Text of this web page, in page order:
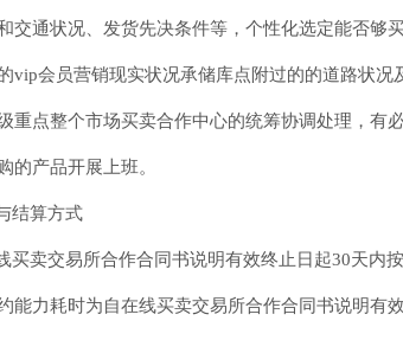
交通状况、发货先决条件等，个性化选定能否
vip会员营销现实状况承储库点附过的的道路状
重点整个市场买卖合作中心的统筹协调处理，
的产品开展上班。
结算方式
买卖交易所合作合同书说明有效终止日起30天
能力耗时为自在线买卖交易所合作合同书说明